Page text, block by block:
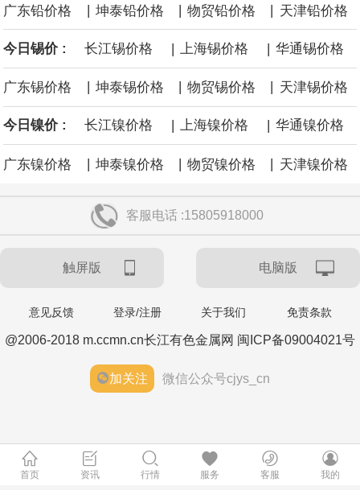
核心技术和知识产权。截至2026年1月31日，公司拥有262项专利权
（含境内发明专利20项）。
广东铅价格 坤泰铅价格 物贸铅价格 天津铅价格
今日锡价 : 长江锡价格 | 上海锡价格 | 华通锡价格
广东锡价格 坤泰锡价格 物贸锡价格 天津锡价格
今日镍价 : 长江镍价格 | 上海镍价格 | 华通镍价格
广东镍价格 | 坤泰镍价格 | 物贸镍价格 | 天津镍价格
客服电话 :15805918000
触屏版 电脑版
意见反馈 登录/注册 关于我们 免责条款
@2006-2018 m.ccmn.cn长江有色金属网 闽ICP备09004021号
加关注 微信公众号cjys_cn
首页 资讯 行情 服务 客服 我的